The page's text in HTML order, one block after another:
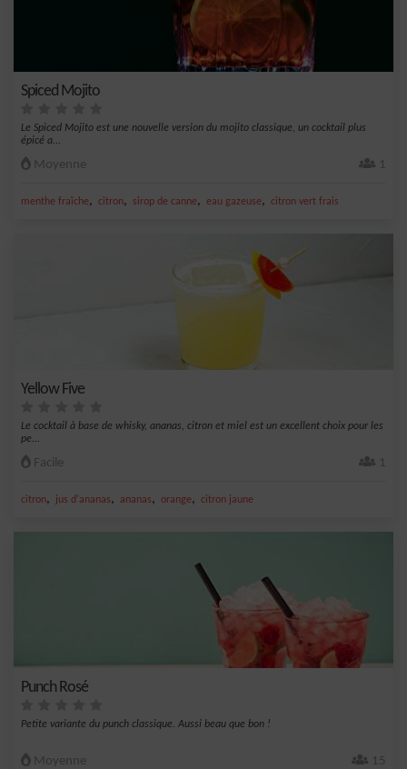
Spiced Mojito
Le Spiced Mojito est une nouvelle version du mojito classique, un cocktail plus
épicé a...
Moyenne 1
menthe fraîche, citron, sirop de canne, eau gazeuse, citron vert frais
Yellow Five
Le cocktail à base de whisky, ananas, citron et miel est un excellent choix pour les
pe...
Facile 1
citron, jus d'ananas, ananas, orange, citron jaune
Punch Rosé
Petite variante du punch classique. Aussi beau que bon !
Moyenne 15